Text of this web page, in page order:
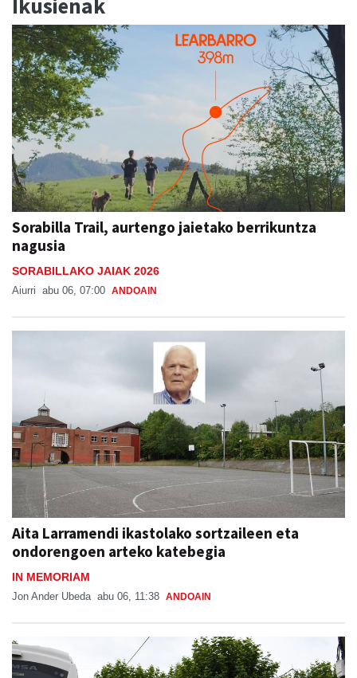
Ikusienak
Sorabilla Trail, aurtengo jaietako berrikuntza
nagusia
SORABILLAKO JAIAK 2026
Aiurri abu 06, 07:00 ANDOAIN
Aita Larramendi ikastolako sortzaileen eta
ondorengoen arteko katebegia
IN MEMORIAM
Jon Ander Ubeda abu 06, 11:38 ANDOAIN